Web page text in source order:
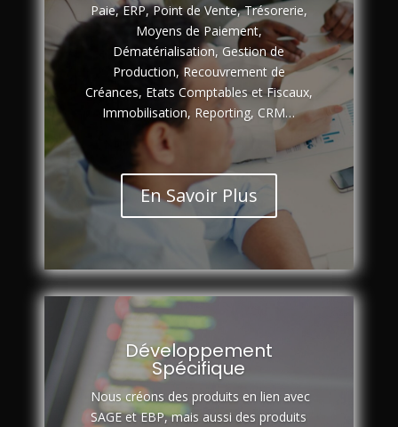
Paie, ERP, Point de Vente, Trésorerie,
Moyens de Paiement,
Dématérialisation, Gestion de
Production, Recouvrement de
Créances, Etats Comptables et Fiscaux,
Immobilisation, Reporting, CRM…
En Savoir Plus
Développement
Spécifique
Nous créons des produits en lien avec
SAGE et EBP, mais aussi des produits